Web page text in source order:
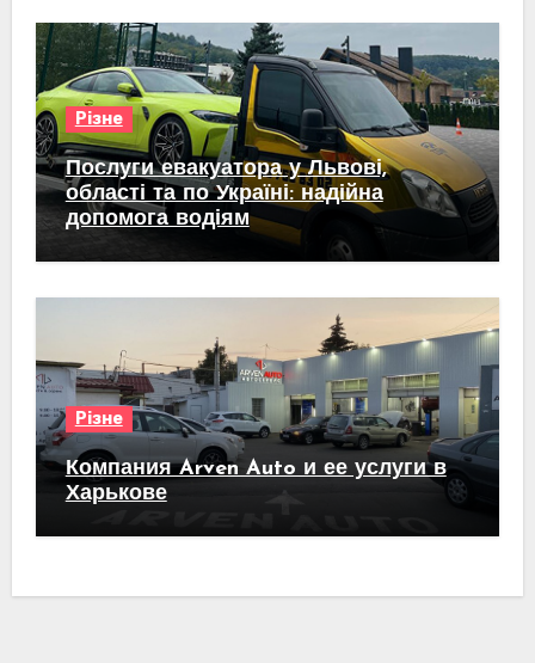
Різне
Послуги евакуатора у Львові,
області та по Україні: надійна
допомога водіям
Різне
Компания Arven Auto и ее услуги в
Харькове